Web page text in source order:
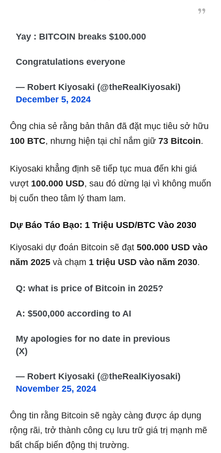
Yay : BITCOIN breaks $100.000
Congratulations everyone
— Robert Kiyosaki (@theRealKiyosaki)
December 5, 2024
Ông chia sẻ rằng bản thân đã đặt mục tiêu sở hữu
100 BTC, nhưng hiện tại chỉ nắm giữ 73 Bitcoin.
Kiyosaki khẳng định sẽ tiếp tục mua đến khi giá
vượt 100.000 USD, sau đó dừng lại vì không muốn
bị cuốn theo tâm lý tham lam.
Dự Báo Táo Bạo: 1 Triệu USD/BTC Vào 2030
Kiyosaki dự đoán Bitcoin sẽ đạt 500.000 USD vào
năm 2025 và chạm 1 triệu USD vào năm 2030.
Q: what is price of Bitcoin in 2025?
A: $500,000 according to AI
My apologies for no date in previous
(X)
— Robert Kiyosaki (@theRealKiyosaki)
November 25, 2024
Ông tin rằng Bitcoin sẽ ngày càng được áp dụng
rộng rãi, trở thành công cụ lưu trữ giá trị mạnh mẽ
bất chấp biến động thị trường.